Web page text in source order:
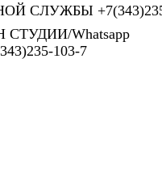
СЛУЖБЫ
Whatsapp
103-7